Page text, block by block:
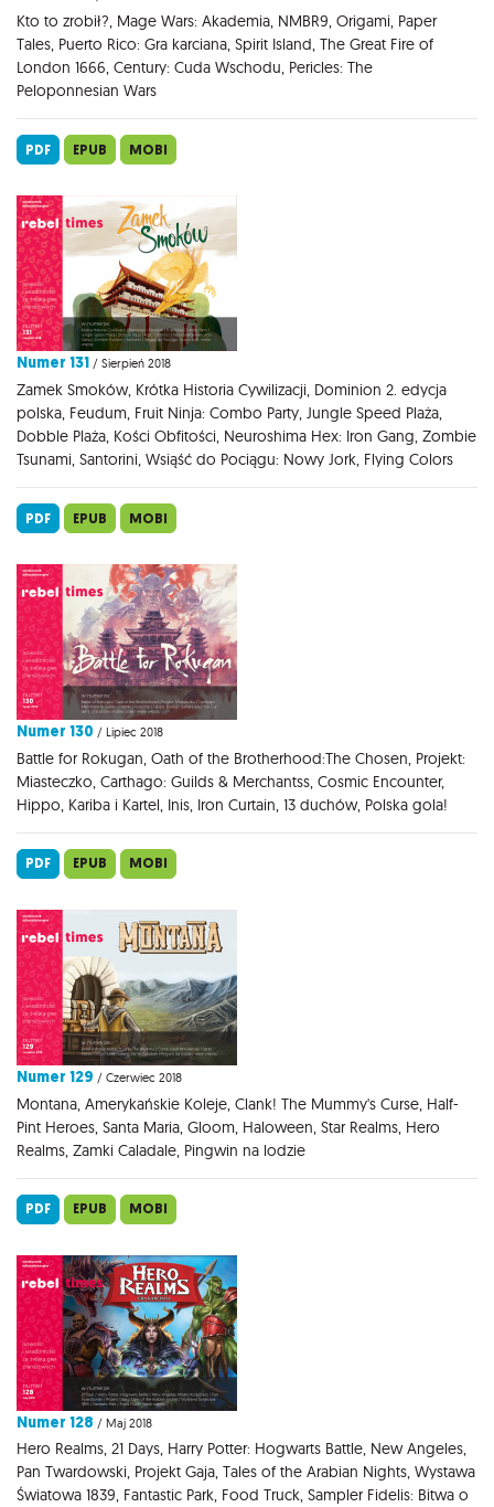
Kto to zrobił?, Mage Wars: Akademia, NMBR9, Origami, Paper
Tales, Puerto Rico: Gra karciana, Spirit Island, The Great Fire of
London 1666, Century: Cuda Wschodu, Pericles: The
Peloponnesian Wars
PDF EPUB MOBI
Numer 131 / Sierpień 2018
Zamek Smoków, Krótka Historia Cywilizacji, Dominion 2. edycja
polska, Feudum, Fruit Ninja: Combo Party, Jungle Speed Plaża,
Dobble Plaża, Kości Obfitości, Neuroshima Hex: Iron Gang, Zombie
Tsunami, Santorini, Wsiąść do Pociągu: Nowy Jork, Flying Colors
PDF EPUB MOBI
Numer 130 / Lipiec 2018
Battle for Rokugan, Oath of the Brotherhood:The Chosen, Projekt:
Miasteczko, Carthago: Guilds & Merchantss, Cosmic Encounter,
Hippo, Kariba i Kartel, Inis, Iron Curtain, 13 duchów, Polska gola!
PDF EPUB MOBI
Numer 129 / Czerwiec 2018
Montana, Amerykańskie Koleje, Clank! The Mummy's Curse, Half-
Pint Heroes, Santa Maria, Gloom, Haloween, Star Realms, Hero
Realms, Zamki Caladale, Pingwin na lodzie
PDF EPUB MOBI
Numer 128 / Maj 2018
Hero Realms, 21 Days, Harry Potter: Hogwarts Battle, New Angeles,
Pan Twardowski, Projekt Gaja, Tales of the Arabian Nights, Wystawa
Światowa 1839, Fantastic Park, Food Truck, Sampler Fidelis: Bitwa o